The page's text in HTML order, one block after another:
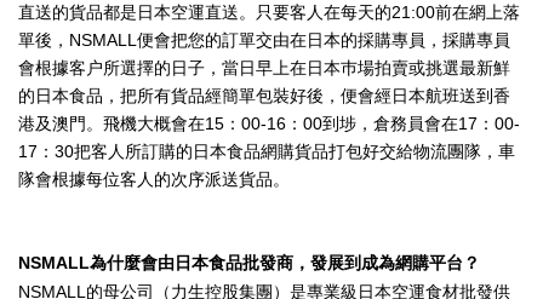
直送的貨品都是日本空運直送。只要客人在每天的21:00前在網上落
單後，NSMALL便會把您的訂單交由在日本的採購專員，採購專員
會根據客户所選擇的日子，當日早上在日本巿場拍賣或挑選最新鮮
的日本食品，把所有貨品經簡單包裝好後，便會經日本航班送到香
港及澳門。飛機大概會在15：00-16：00到埗，倉務員會在17：00-
17：30把客人所訂購的日本食品網購貨品打包好交給物流團隊，車
隊會根據每位客人的次序派送貨品。
NSMALL為什麼會由日本食品批發商，發展到成為網購平台？
NSMALL的母公司（力生控股集團）是專業級日本空運食材批發供